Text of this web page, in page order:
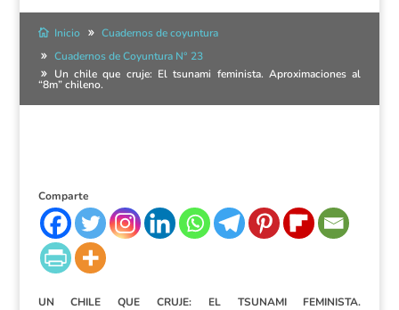
Inicio
Cuadernos de coyuntura
Cuadernos de Coyuntura N° 23
Un chile que cruje: El tsunami feminista. Aproximaciones al
“8m” chileno.
Comparte
UN CHILE QUE CRUJE: EL TSUNAMI FEMINISTA.